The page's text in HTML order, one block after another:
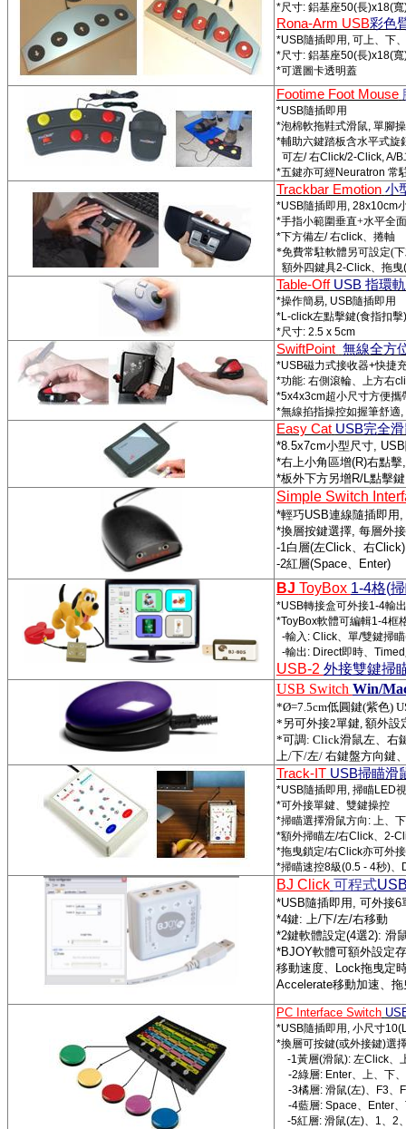
*尺寸: 鋁基座50(長)x18(寬
Rona-Arm USB彩色
*USB隨插即用 , 可上、下
*尺寸: 鋁基座50(長)x18(寬
*可選圖卡透明蓋
Footime Foot Mouse
*USB隨插即用
*泡棉軟拖鞋式滑鼠, 單腳
*輔助六鍵踏板含水平式旋
可左/右Click/2-Click, A/B
*五鍵亦可經Neuratron 常
Trackbar Emotion 小
*USB隨插即用 , 28x10cm
*手指小範圍垂直+水平全
*下方備左/右click、捲軸
*免費常駐軟體另可設定(
額外四鍵具2-Click、拖曳
Table-OffUSB 指環
*操作簡易, USB隨插即用
*L-click左點擊鍵(食指扣擊)
*尺寸: 2.5 x 5cm
SwiftPoint 無線全方
*USB磁力式接收器+快捷
*功能: 右側滾輪、上方右
*5x4x3cm超小尺寸方便攜
*無線掐指操控如握筆舒適,
Easy Cat USB完全
*8.5x7cm小型尺寸, USB
*右上小角區增(R)右點擊
*板外下方另增R/L點擊鍵
Simple Switch
*輕巧USB連線隨插即用 ,
*換層按鍵選擇, 每層外接
-1白層(左Click、右Click)
-2紅層(Space、 Enter)
BJ ToyBox 1-4格(
*USB轉接盒可外接1-4輸
*ToyBox軟體可編輯1-4框
-輸入 : Click、單/雙鍵掃瞄
-輸出: Direct即時、 Timed
USB-2 外接雙鍵掃
USB Switch Win/
*Ø=7.5cm低圓鍵(紫色)
* 另可外接2單鍵, 額外設
*可調: Click滑鼠左、右
上/下/左/ 右鍵盤方向鍵
Track-ITUSB掃瞄滑
*USB隨插即用 , 掃瞄LED
*可外接單鍵、雙鍵操控
*掃瞄選擇滑鼠方向 : 上、
*額外掃瞄左/右Click、 2-
*拖曳鎖定/右Click亦可外
*掃瞄速控8級(0.5 - 4秒)、
BJ Click 可程式
*USB隨插即用 , 可外接6
*4鍵: 上/下/左/右移動
*2鍵軟體設定(4選2): 滑
*BJOY軟體可額外設定
移動速度、
Lock拖曳定
Accelerate移動加速、拖
PC Interface Switch
*USB隨插即用 , 小尺寸
*換層可按鍵(或外接鍵)選
-1黃層(滑鼠): 左Click、
-2綠層: Enter、上、下
-3橘層:滑鼠(左)、 F3、
-4藍層: Space、 Enter、
-5紅層: 滑鼠(左)、 1、 2